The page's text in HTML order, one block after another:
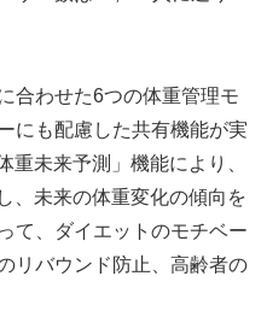
合わせた6つの体重管理モ
にも配慮した共有機能が実
重未来予測」機能により、
、未来の体重変化の傾向を
て、ダイエットのモチベー
リバウンド防止、高齢者の